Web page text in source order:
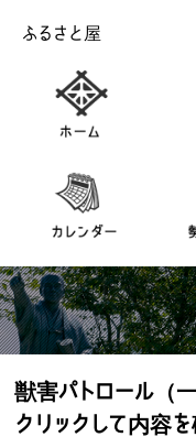
ふるさと屋
獣害パトロール（
クリックして内容